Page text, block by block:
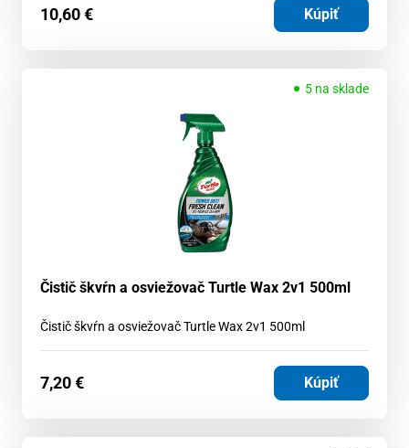
10,60€ Kúpiť
5 na sklade
Čistič škvŕn a osviežovač Turtle Wax 2v1 500ml
Čistič škvŕn a osviežovač Turtle Wax 2v1 500ml
7,20€ Kúpiť